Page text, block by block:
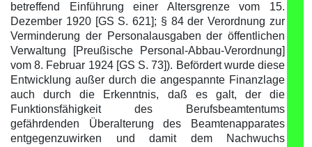
betreffend Einführung einer Altersgrenze vom 15.
Dezember 1920 [GS S. 621]; § 84 der Verordnung zur
Verminderung der Personalausgaben der öffentlichen
Verwaltung [Preußische Personal-Abbau-Verordnung]
vom 8. Februar 1924 [GS S. 73]). Befördert wurde diese
Entwicklung außer durch die angespannte Finanzlage
auch durch die Erkenntnis, daß es galt, der die
Funktionsfähigkeit des Berufsbeamtentums
gefährdenden Überalterung des Beamtenapparates
entgegenzuwirken und damit dem Nachwuchs